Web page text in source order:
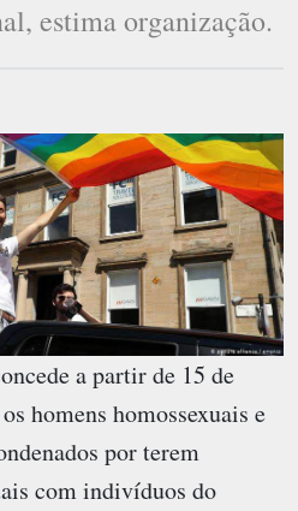
estima organização.
a partir de 15 de
homens homossexuais e
por terem
com indivíduos do